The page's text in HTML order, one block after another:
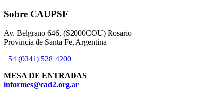
Sobre CAUPSF
Av. Belgrano 646, (S2000COU) Rosario
Provincia de Santa Fe, Argentina
+54 (0341) 528-4200
MESA DE ENTRADAS
informes@cad2.org.ar